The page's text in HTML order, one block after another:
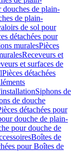
douches de plain-
de plain-
de sol pour
détachées pour
muralesPièces
Receveurs et
et surfaces de
Pièces détachées
Siphons de
de douche
détachées pour
douche de plain-
pour douche de
Boîtes de
pour Boîtes de